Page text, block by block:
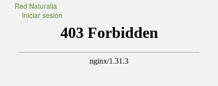
Red Naturalia
Iniciar sesión